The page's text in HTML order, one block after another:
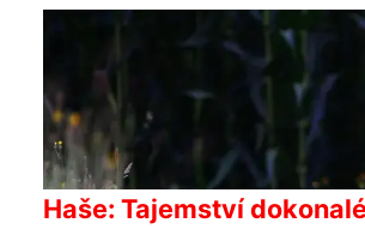
Haše: Tajemství